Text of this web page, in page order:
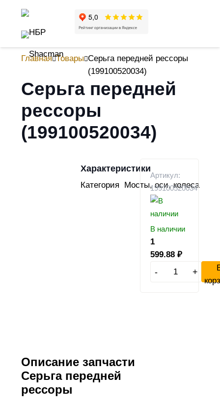
Главная Товары Серьга передней рессоры
(199100520034)
Серьга передней
рессоры
(199100520034)
Характеристики
Категория Мосты, оси, колеса
Артикул:
199100520034
В наличии
1
599.88 ₽
- +
Описание запчасти
Серьга передней
рессоры